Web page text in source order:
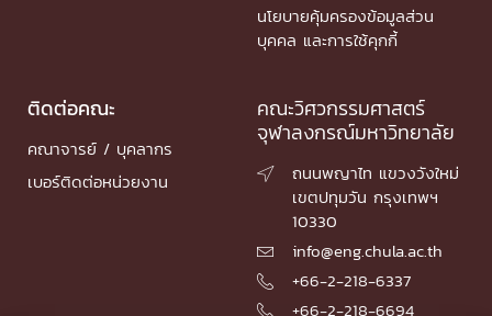
นโยบายคุ้มครองข้อมูลส่วน
บุคคล และการใช้คุกกี้
ติดต่อคณะ
คณาจารย์ / บุคลากร
เบอร์ติดต่อหน่วยงาน
คณะวิศวกรรมศาสตร์
จุฬาลงกรณ์มหาวิทยาลัย

ถนนพญาไท แขวงวังใหม่
เขตปทุมวัน กรุงเทพฯ
10330
 info@eng.chula.ac.th
 +66-2-218-6337
 +66-2-218-6694